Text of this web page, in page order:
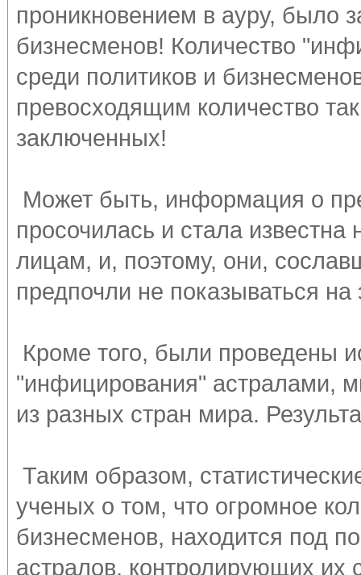
проникновением в ауру, было
бизнесменов! Количество
среди политиков и
превосходящим количество
заключенных!
Может быть, информация о
просочилась и стала
лицам, и, поэтому, они,
предпочли не показываться
Кроме того, были проведены
"инфицирования" астралами,
из разных стран мира.
Таким образом,
ученых о том, что огромное
бизнесменов, находится под
астралов, контролирующих их